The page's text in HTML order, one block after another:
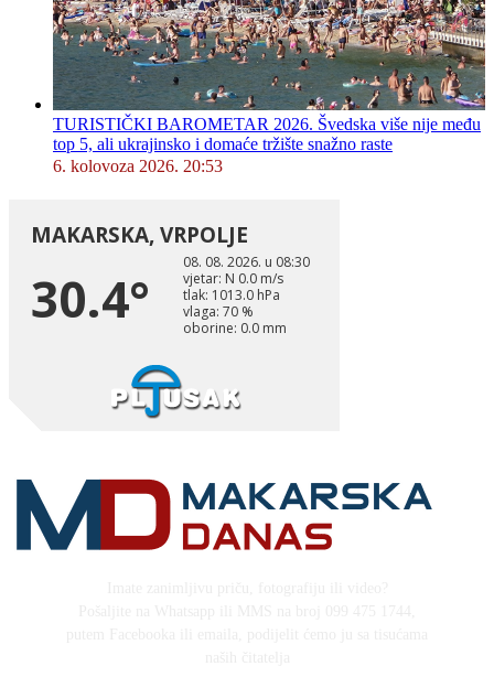
TURISTIČKI BAROMETAR 2026. Švedska više nije među
top 5, ali ukrajinsko i domaće tržište snažno raste
6. kolovoza 2026. 20:53